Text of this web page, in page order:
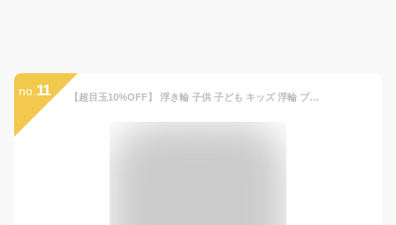
no. 11 【超目玉10%OFF】 浮き輪 子供 子ども キッズ 浮輪 プール ビーチ フロート ハンドル付き 水泳 海水浴 3歳 4歳 5歳 旅行 女の子 男の子 水遊び 夏休み リング型 透明 クリア ポンプ付き おしゃれ インスタ映え